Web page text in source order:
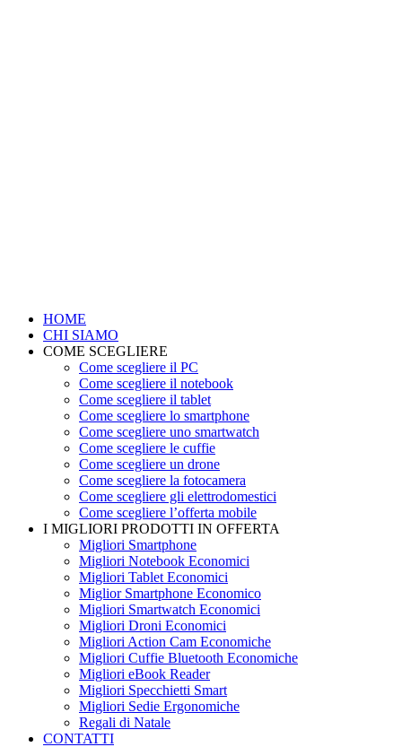
HOME
CHI SIAMO
COME SCEGLIERE
Come scegliere il PC
Come scegliere il notebook
Come scegliere il tablet
Come scegliere lo smartphone
Come scegliere uno smartwatch
Come scegliere le cuffie
Come scegliere un drone
Come scegliere la fotocamera
Come scegliere gli elettrodomestici
Come scegliere l’offerta mobile
I MIGLIORI PRODOTTI IN OFFERTA
Migliori Smartphone
Migliori Notebook Economici
Migliori Tablet Economici
Miglior Smartphone Economico
Migliori Smartwatch Economici
Migliori Droni Economici
Migliori Action Cam Economiche
Migliori Cuffie Bluetooth Economiche
Migliori eBook Reader
Migliori Specchietti Smart
Migliori Sedie Ergonomiche
Regali di Natale
CONTATTI